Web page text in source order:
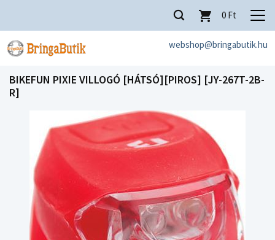
webshop@bringabutik.hu
0 Ft
BIKEFUN PIXIE VILLOGÓ [HÁTSÓ][PIROS] [JY-267T-2B-
R]